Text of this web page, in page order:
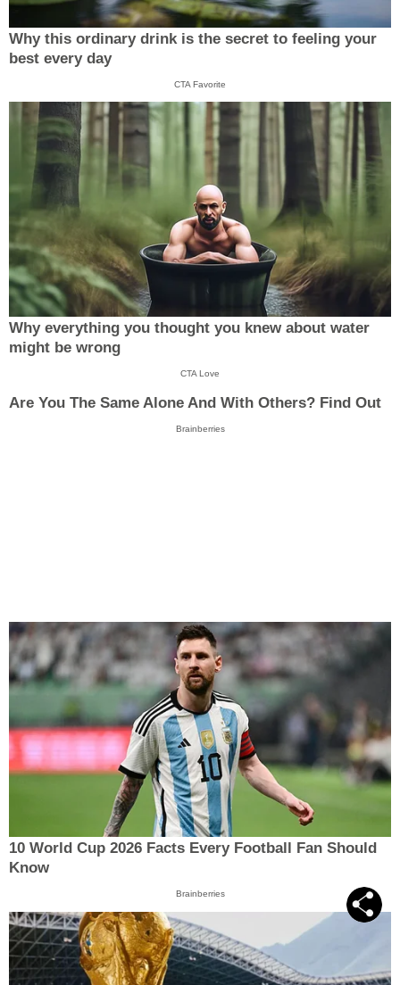
Why this ordinary drink is the secret to feeling your
best every day
CTA Favorite
Why everything you thought you knew about water
might be wrong
CTA Love
Are You The Same Alone And With Others? Find Out
Brainberries
10 World Cup 2026 Facts Every Football Fan Should
Know
Brainberries